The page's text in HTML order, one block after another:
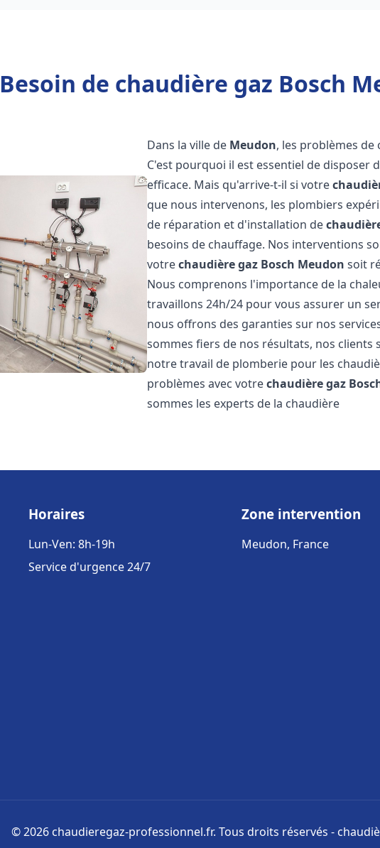
Besoin de chaudière gaz Bosch
Dans la ville de Meudon, les problèmes
C'est pourquoi il est essentiel de disposer
efficace. Mais qu'arrive-t-il si votre
que nous intervenons, les plombiers
de réparation et d'installation de
besoins de chauffage. Nos interventions
votrechaudière gaz Bosch Meudon soit
Nous comprenons l'importance de la
travaillons 24h/24 pour vous assurer un
nous offrons des garanties sur nos
sommes fiers de nos résultats, nos
notre travail de plomberie pour les
problèmes avec votrechaudière gaz
sommes les experts de la chaudière
Horaires
Lun-Ven: 8h-19h
Service d'urgence 24/7
Zone intervention
Meudon, France
© 2026 chaudieregaz-professionnel.fr. Tous droits réservés -